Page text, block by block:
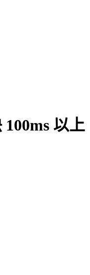
以